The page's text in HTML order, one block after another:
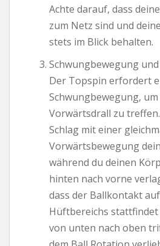
Achte darauf, dass
zum Netz sind und
stets im Blick behalten.
Schwungbewegung
Der Topspin erfordert
Schwungbewegung,
Vorwärtsdrall zu
Schlag mit einer
Vorwärtsbewegung
während du deinen
hinten nach vorne
dass der Ballkontakt
Hüftbereichs stattfindet
von unten nach oben